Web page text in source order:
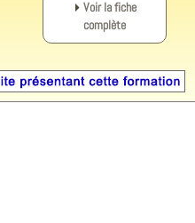
Voir la fiche
complète